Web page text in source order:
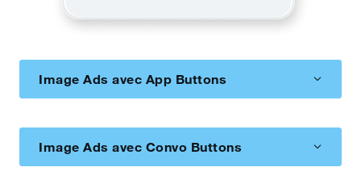
Image Ads avec App Buttons
Image Ads avec Convo Buttons